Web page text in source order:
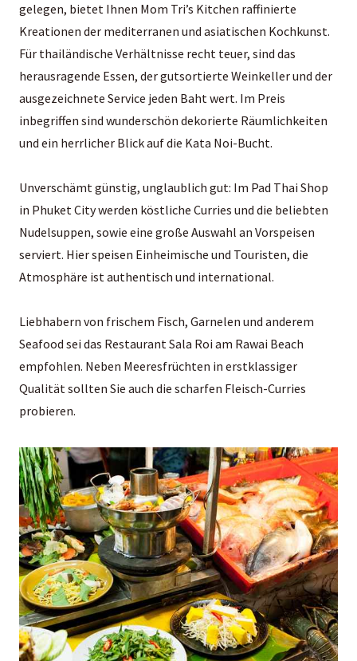
gelegen, bietet Ihnen Mom Tri’s Kitchen raffinierte
Kreationen der mediterranen und asiatischen Kochkunst.
Für thailändische Verhältnisse recht teuer, sind das
herausragende Essen, der gutsortierte Weinkeller und der
ausgezeichnete Service jeden Baht wert. Im Preis
inbegriffen sind wunderschön dekorierte Räumlichkeiten
und ein herrlicher Blick auf die Kata Noi-Bucht.
Unverschämt günstig, unglaublich gut: Im Pad Thai Shop
in Phuket City werden köstliche Curries und die beliebten
Nudelsuppen, sowie eine große Auswahl an Vorspeisen
serviert. Hier speisen Einheimische und Touristen, die
Atmosphäre ist authentisch und international.
Liebhabern von frischem Fisch, Garnelen und anderem
Seafood sei das Restaurant Sala Roi am Rawai Beach
empfohlen. Neben Meeresfrüchten in erstklassiger
Qualität sollten Sie auch die scharfen Fleisch-Curries
probieren.